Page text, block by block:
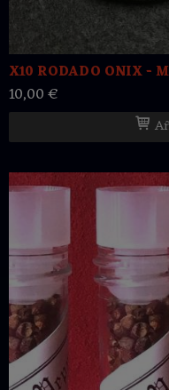
X10 RODADO ONIX -
10,00 €